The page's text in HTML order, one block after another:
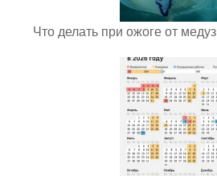
Что делать при ожоге от